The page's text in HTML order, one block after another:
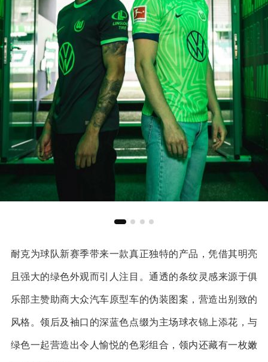
耐克为球队新赛季带来一款真正独特的产品，凭借其明亮
且强大的绿色外观而引人注目。通透的条纹灵感来源于俱
乐部主赞助商大众汽车原型车的伪装图案，营造出别致的
风格。领后及袖口的深蓝色点缀为主场球衣锦上添花，与
绿色一起营造出令人愉悦的色彩组合，领内还藏有一枚嫩